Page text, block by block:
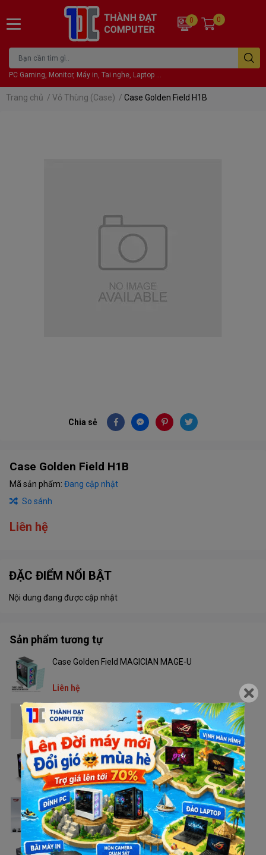
PC Gaming, Monitor, Máy in, Tai nghe, Laptop ...
0 0
Trang chủ / Vỏ Thùng (Case) / Case Golden Field H1B
Chia sẻ
Case Golden Field H1B
Mã sản phẩm: Đang cập nhật
So sánh
Liên hệ
ĐẶC ĐIỂM NỔI BẬT
Nội dung đang được cập nhật
Sản phẩm tương tự
Case Golden Field MAGICIAN MAGE-U
Liên hệ
Case Golden Field Z22FA
Liên hệ
Case Golden Field N95
Liên hệ
Case VSP X2 G.ART
Liên hệ
Case Golden Field U2/Q25B